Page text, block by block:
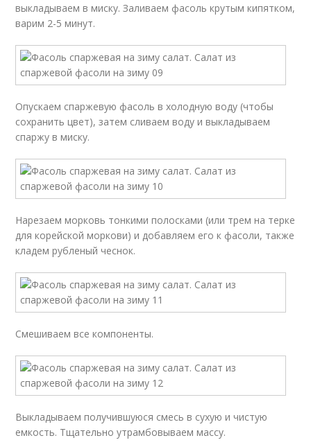
выкладываем в миску. Заливаем фасоль крутым кипятком,
варим 2-5 минут.
Опускаем спаржевую фасоль в холодную воду (чтобы
сохранить цвет), затем сливаем воду и выкладываем
спаржу в миску.
Нарезаем морковь тонкими полосками (или трем на терке
для корейской моркови) и добавляем его к фасоли, также
кладем рубленый чеснок.
Смешиваем все компоненты.
Выкладываем получившуюся смесь в сухую и чистую
емкость. Тщательно утрамбовываем массу.